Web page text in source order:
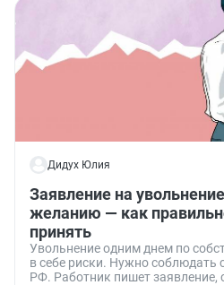
Дидух Юлия
Заявление на
желанию — как
принять
Увольнение одним днем по
в себе риски. Нужно соблюдать
РФ. Работник пишет заявление,